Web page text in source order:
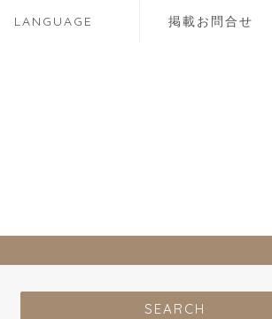
LANGUAGE 掲載お問合せ
SEARCH